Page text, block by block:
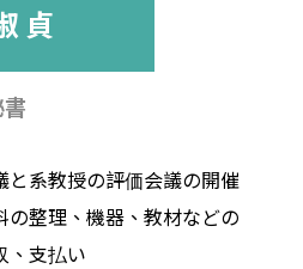
貞
と系教授の評価会議の開催
の整理、機器、教材などの
、支払い